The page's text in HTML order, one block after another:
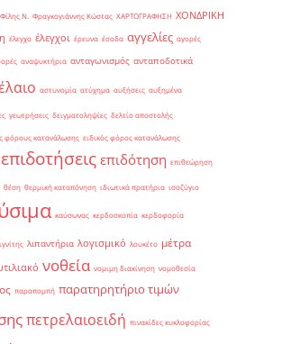
Φίλης Ν. Φραγκογιάννης Κώστας ΧΑΡΤΟΓΡΑΦΗΣΗ ΧΟΝΔΡΙΚΗ
έλεγχο έλεγχοι έρευνα έσοδα αγγελίες αγορές
αναψυκτήρια ανταγωνισμός ανταποδοτικά
αστυνομία ατύχημα αυξήσεις αυξημένα
γεωτρήσεις δειγματοληψίες δελτίο αποστολής
φόρους κατανάλωσης ειδικός φόρος κατανάλωσης
επιδοτήσεις επιδότηση επιθεώρηση
θέση θερμική καταπόνηση ιδιωτικά πρατήρια ισοζύγιο
καύσωνας κερδοσκοπία κερδοφορία
λιπαντήρια λογισμικό λουκέτο μέτρα
νοθεία νομιμη διακίνηση νομοθεσία
παραπομπή παρατηρητήριο τιμών
πετρελαιοειδή πινακίδες κυκλοφορίας